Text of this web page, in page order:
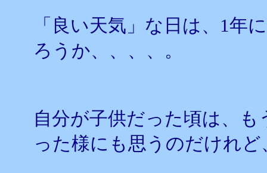
「良い天気」な日は、1年
ろうか、、、、。
自分が子供だった頃は、
った様にも思うのだけれど